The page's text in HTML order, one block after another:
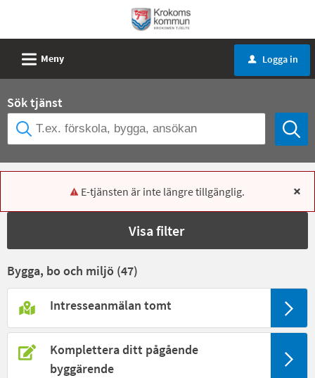
tjänster
Krokoms
kommun
L Meny u Logga in
Sök tjänst
E-tjänsten är inte längre tillgänglig. x
Visa filter
Bygga, bo och miljö (47)
Intresseanmälan tomt
Komplettera ditt pågående
byggärende